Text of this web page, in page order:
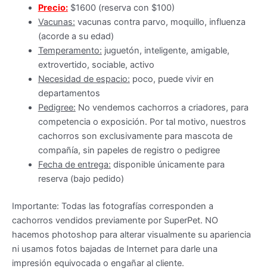
Precio:$1600 (reserva con $100)
Vacunas: vacunas contra parvo, moquillo, influenza
(acorde a su edad)
Temperamento: juguetón, inteligente, amigable,
extrovertido, sociable, activo
Necesidad de espacio: poco, puede vivir en
departamentos
Pedigree: No vendemos cachorros a criadores, para
competencia o exposición. Por tal motivo, nuestros
cachorros son exclusivamente para mascota de
compañía, sin papeles de registro o pedigree
Fecha de entrega: disponible únicamente para
reserva (bajo pedido)
Importante: Todas las fotografías corresponden a
cachorros vendidos previamente por SuperPet. NO
hacemos photoshop para alterar visualmente su apariencia
ni usamos fotos bajadas de Internet para darle una
impresión equivocada o engañar al cliente.